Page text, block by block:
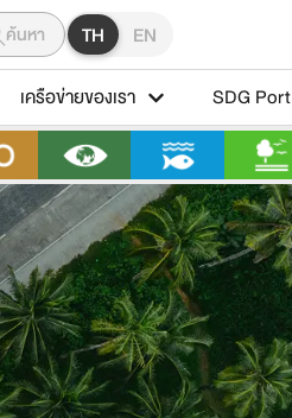
ค้นหา TH EN
เครือข่ายของเรา SDG Port